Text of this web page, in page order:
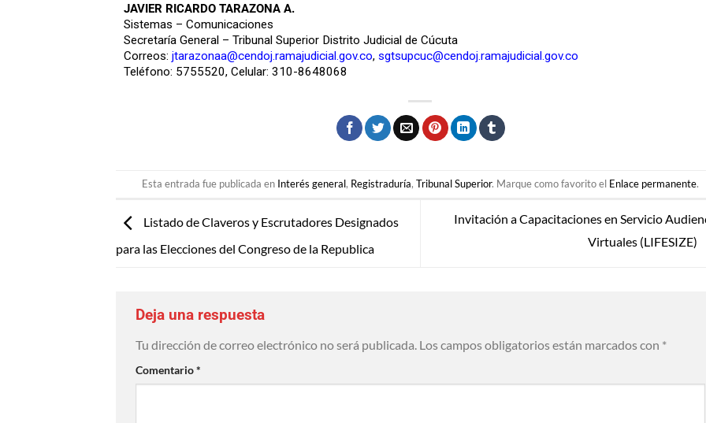
JAVIER RICARDO TARAZONA A.
Sistemas – Comunicaciones
Secretaría General – Tribunal Superior Distrito Judicial de Cúcuta
Correos: jtarazonaa@cendoj.ramajudicial.gov.co, sgtsupcuc@cendoj.ramajudicial.gov.co
Teléfono: 5755520, Celular: 310-8648068
Esta entrada fue publicada en Interés general, Registraduría, Tribunal Superior. Marque como favorito el Enlace permanente.
Listado de Claveros y Escrutadores Designados
para las Elecciones del Congreso de la Republica
Invitación a Capacitaciones en Servicio
Virtuales (LIFESIZE)
Deja una respuesta
Tu dirección de correo electrónico no será publicada. Los campos obligatorios están marcados con *
Comentario*